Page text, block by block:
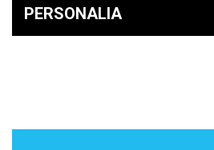
PERSONALIA